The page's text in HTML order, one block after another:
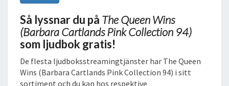
O
N
)
L
Så lyssnar du på The Queen Wins
(Barbara Cartlands Pink Collection 94)
som ljudbok gratis!
De flesta ljudboksstreamingtjänster har The Queen
Wins (Barbara Cartlands Pink Collection 94) i sitt
sortiment och du kan hos respektive